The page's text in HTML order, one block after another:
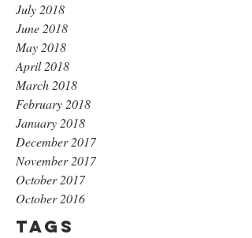
Tags
July 2018
June 2018
May 2018
April 2018
March 2018
February 2018
January 2018
December 2017
November 2017
October 2017
October 2016